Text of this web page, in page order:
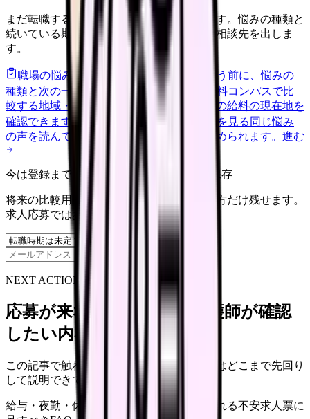
まだ転職すると決めていなくても大丈夫です。悩みの種類と
続いている期間から、次に見るべき記事と相談先を出しま
す。
職場の悩みを30秒で診断
辞めるべきか迷う前に、悩みの
種類と次の一歩を整理します。進む
給料コンパスで比
較する地域・経験年数・施設形態から、今の給料の現在地を
確認できます。
匿名掲示板で本音を見る 同じ悩み
の声を読んで、今の職場だけの問題か確かめられます。 進む
今は登録までしない人向け: 希望条件だけ保存
将来の比較用に、転職時期と気になる働き方だけ残せます。
求人応募ではありません。
NEXT ACTION FOR CLINICS
応募が来ない求人票を、看護師が確認
したい内容に直せます
この記事で触れた不安を、自院の求人票ではどこまで先回り
して説明できていますか？
給与・夜勤・休日の見せ方 応募前に離脱される不安求人票に